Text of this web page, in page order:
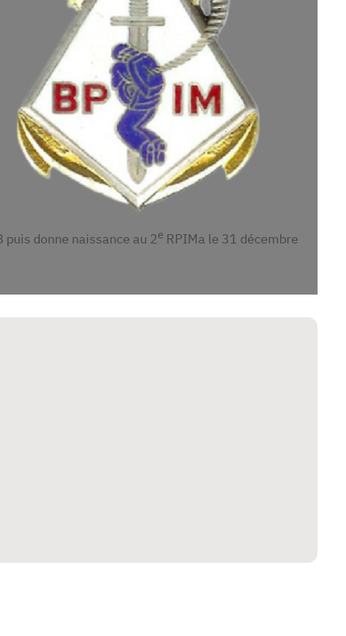
donne naissance au 2e RPIMa le 31 décembre